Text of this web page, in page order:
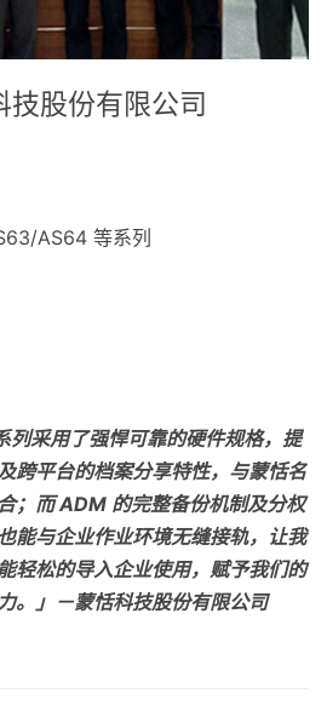
技股份有限公司
AS64 等系列
列采用了强悍可靠的硬件规格，提
跨平台的档案分享特性，与蒙恬名
；而 ADM 的完整备份机制及分权
能与企业作业环境无缝接轨，让我
轻松的导入企业使用，赋予我们的
。」－蒙恬科技股份有限公司